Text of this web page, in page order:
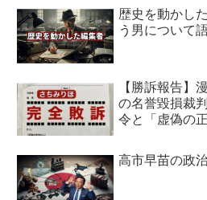
歴史を動かし
う男について
【勝訴報告】
の名誉毀損裁
令と「虚偽の
高市早苗の政